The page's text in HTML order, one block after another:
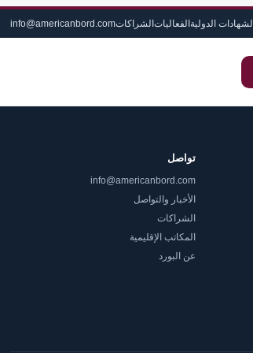
الشهادات الدولية الفعاليات الشراكاتinfo@americanbord.com
تواصل
info@americanbord.com
الأخبار والتواصل
الشراكات
المكاتب الإقليمية
عن البورد